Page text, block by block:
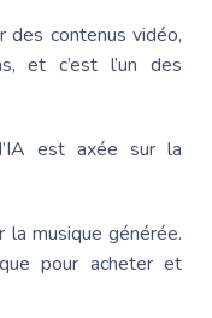
des contenus vidéo,
et c’est l’un des
est axée sur la
la musique générée.
pour acheter et